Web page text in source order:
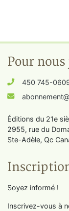
Pour
450 745-
Éditions du 21e
2955, rue du
Ste-Adèle, Qc
Soyez informé !
Inscrivez-vous à